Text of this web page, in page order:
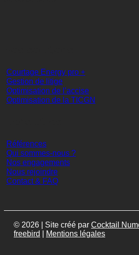
Courtage Energy pro +
Gestion de litige
Optimisation de l’accise
Optimisation de la TICGN
Références
Qui sommes-nous ?
Nos engagements
Nous rejoindre
Contact & FAQ
© 2026 | Site créé par Cocktail
freebird
Mentions légales